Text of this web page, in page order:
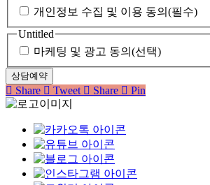
개인정보 수집 및 이용 동의(필수)
Untitled
마케팅 및 광고 동의(선택)
Share Tweet Share Pin